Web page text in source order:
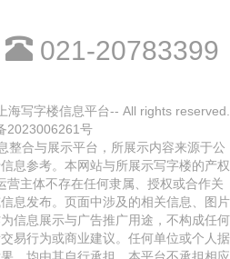
021-20783399
写字楼信息平台-- All rights reserved.
2023006261号
整合与展示平台，所展示内容来源于公
息参考。本网站与所展示写字楼的产权
营主体不存在任何隶属、授权或合作关
息发布。页面中涉及的相关信息、图片
信息展示与广告推广用途，不构成任何
易行为或商业建议。任何单位或个人据